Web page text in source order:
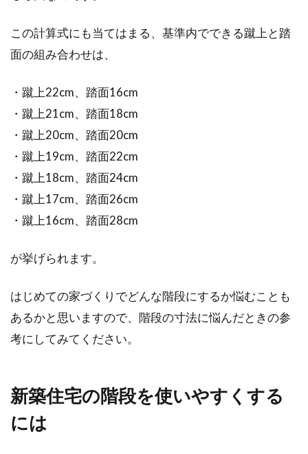
この計算式にも当てはまる、基準内でできる蹴上と踏
面の組み合わせは、
・蹴上22cm、踏面16cm
・蹴上21cm、踏面18cm
・蹴上20cm、踏面20cm
・蹴上19cm、踏面22cm
・蹴上18cm、踏面24cm
・蹴上17cm、踏面26cm
・蹴上16cm、踏面28cm
が挙げられます。
はじめての家づくりでどんな階段にするか悩むことも
あるかと思いますので、階段の寸法に悩んだときの参
考にしてみてください。
新築住宅の階段を使いやすくする
には